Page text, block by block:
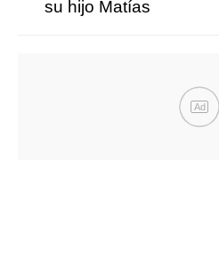
su hijo Matías
Ad